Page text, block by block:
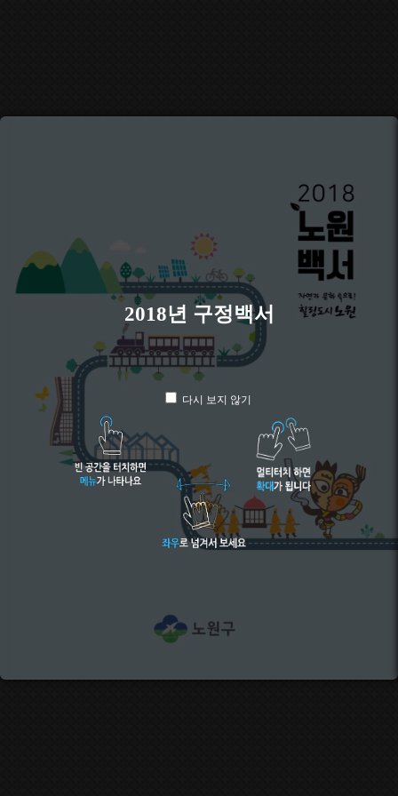
2018년 구정백서
다시 보지 않기